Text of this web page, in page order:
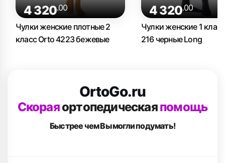
4 320.00
Чулки женские плотные 2
класс Orto 4223 бежевые
4 320.00
Чулки женские 1
216 черные Long
OrtoGo.ru
Скораяортопедическаяпомощь
Быстрее чем Вымогли подумать!